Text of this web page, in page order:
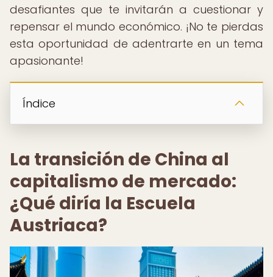
desafiantes que te invitarán a cuestionar y
repensar el mundo económico. ¡No te pierdas
esta oportunidad de adentrarte en un tema
apasionante!
Índice
La transición de China al
capitalismo de mercado:
¿Qué diría la Escuela
Austriaca?